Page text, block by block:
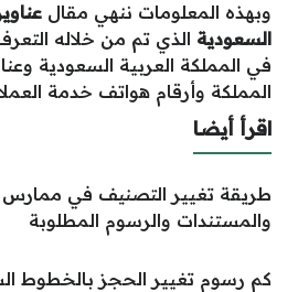
وبهذه المعلومات ننهي مقال
السعودية الذي تم من خلاله
في المملكة العربية السعودية
المملكة وأرقام هواتف خدمة
اقرأ أيضا
والمستندات والرسوم المطلوبة